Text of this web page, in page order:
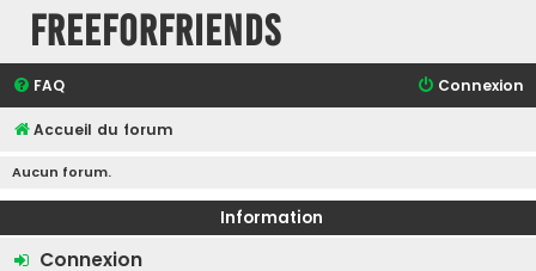
FreeForFriends
FAQ Connexion
Accueil du forum
Aucun forum.
Information
Connexion